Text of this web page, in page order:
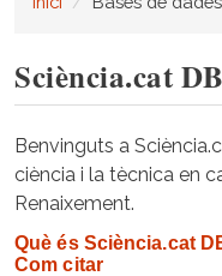
Sciència.cat DB
Benvinguts a
ciència i la tècnica en
Renaixement.
Què és Sciència.cat
Com citar